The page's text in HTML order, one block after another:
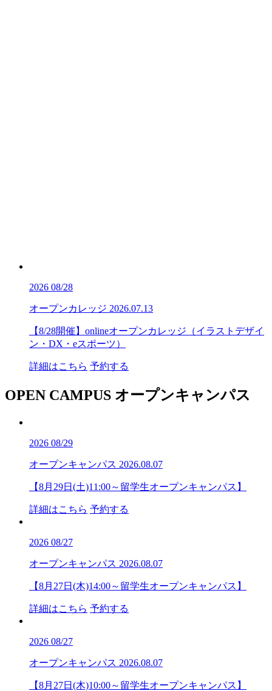
2026 08/28
オープンカレッジ 2026.07.13
【8/28開催】onlineオープンカレッジ（イラストデザイ
ン・DX・eスポーツ）
詳細はこちら 予約する
OPEN CAMPUS オープンキャンパス
2026 08/29
オープンキャンパス 2026.08.07
【8月29日(土)11:00～留学生オープンキャンパス】
詳細はこちら 予約する
2026 08/27
オープンキャンパス 2026.08.07
【8月27日(木)14:00～留学生オープンキャンパス】
詳細はこちら 予約する
2026 08/27
オープンキャンパス 2026.08.07
【8月27日(木)10:00～留学生オープンキャンパス】